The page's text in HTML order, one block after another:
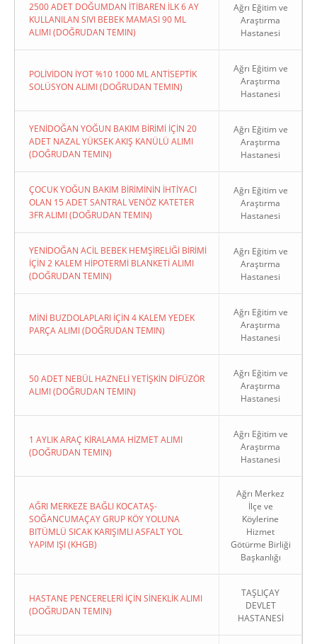
2500 ADET DOĞUMDAN İTİBAREN İLK 6 AY
KULLANILAN SIVI BEBEK MAMASI 90 ML
ALIMI (DOĞRUDAN TEMIN)
Ağrı Eğitim ve
Araştırma
Hastanesi
POLİVİDON İYOT %10 1000 ML ANTİSEPTİK
SOLÜSYON ALIMI (DOĞRUDAN TEMIN)
Ağrı Eğitim ve
Araştırma
Hastanesi
YENİDOĞAN YOĞUN BAKIM BİRİMİ İÇİN 20
ADET NAZAL YÜKSEK AKIŞ KANÜLÜ ALIMI
(DOĞRUDAN TEMIN)
Ağrı Eğitim ve
Araştırma
Hastanesi
ÇOCUK YOĞUN BAKIM BİRİMİNİN İHTİYACI
OLAN 15 ADET SANTRAL VENÖZ KATETER
3FR ALIMI (DOĞRUDAN TEMIN)
Ağrı Eğitim ve
Araştırma
Hastanesi
YENİDOĞAN ACİL BEBEK HEMŞİRELİĞİ BİRİMİ
İÇİN 2 KALEM HİPOTERMİ BLANKETİ ALIMI
(DOĞRUDAN TEMIN)
Ağrı Eğitim ve
Araştırma
Hastanesi
MİNİ BUZDOLAPLARI İÇİN 4 KALEM YEDEK
PARÇA ALIMI (DOĞRUDAN TEMIN)
Ağrı Eğitim ve
Araştırma
Hastanesi
50 ADET NEBÜL HAZNELİ YETİŞKİN DİFÜZÖR
ALIMI (DOĞRUDAN TEMIN)
Ağrı Eğitim ve
Araştırma
Hastanesi
1 AYLIK ARAÇ KİRALAMA HİZMET ALIMI
(DOĞRUDAN TEMIN)
Ağrı Eğitim ve
Araştırma
Hastanesi
AĞRI MERKEZE BAĞLI KOCATAŞ-
SOĞANCUMAÇAY GRUP KÖY YOLUNA
BITÜMLÜ SICAK KARIŞIMLI ASFALT YOL
YAPIM IŞI (KHGB)
Ağrı Merkez
İlçe ve
Köylerine
Hizmet
Götürme Birliği
Başkanlığı
HASTANE PENCERELERİ İÇİN SİNEKLİK ALIMI
(DOĞRUDAN TEMIN)
TAŞLIÇAY
DEVLET
HASTANESİ